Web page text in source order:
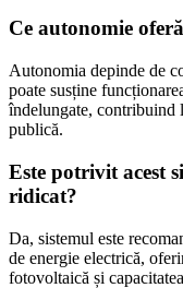
Ce autonomie
Autonomia depinde de
poate susține
îndelungate, contribuind
publică.
Este potrivit acest
ridicat?
Da, sistemul este
de energie electrică,
fotovoltaică și